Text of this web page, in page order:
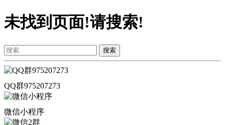
未找到页面!请搜索!
搜索
QQ群975207273
微信小程序